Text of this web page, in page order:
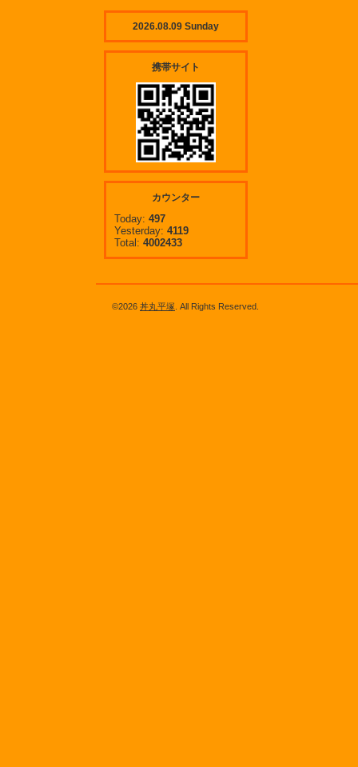
2026.08.09 Sunday
携帯サイト
カウンター
Today: 497
Yesterday: 4119
Total: 4002433
©2026 丼丸平塚 . All Rights Reserved.